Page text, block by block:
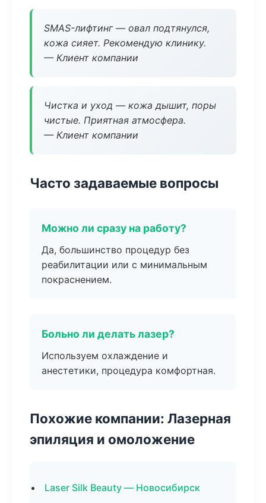
SMAS-лифтинг — овал подтянулся,
кожа сияет. Рекомендую клинику.
— Клиент компании
Чистка и уход — кожа дышит, поры
чистые. Приятная атмосфера.
— Клиент компании
Часто задаваемые вопросы
Можно ли сразу на работу?
Да, большинство процедур без
реабилитации или с минимальным
покраснением.
Больно ли делать лазер?
Используем охлаждение и
анестетики, процедура комфортная.
Похожие компании: Лазерная
эпиляция и омоложение
Laser Silk Beauty — Новосибирск